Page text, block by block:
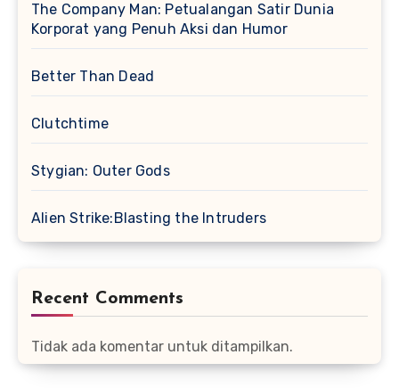
The Company Man: Petualangan Satir Dunia
Korporat yang Penuh Aksi dan Humor
Better Than Dead
Clutchtime
Stygian: Outer Gods
Alien Strike:Blasting the Intruders
Recent Comments
Tidak ada komentar untuk ditampilkan.